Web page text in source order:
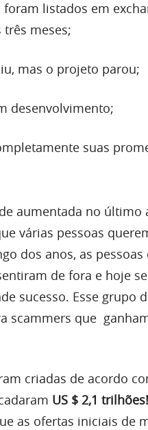
listados em
meses;
mas o projeto parou;
desenvolvimento;
suas
aumentada no último
várias pessoas
dos anos, as
de fora e hoje
sucesso. Esse grupo
scammers que
criadas de acordo
US $ 2,1 trilhões!
as ofertas iniciais de